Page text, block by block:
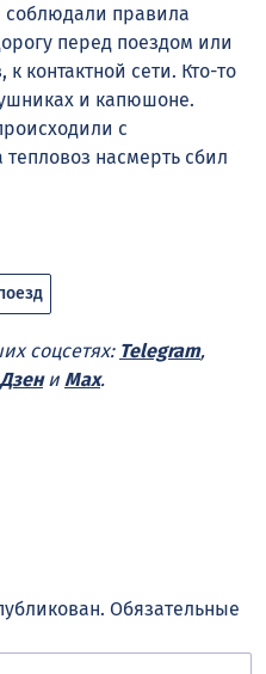
соблюдали правила
перед поездом или
контактной сети. Кто-то
и капюшоне.
с
тепловоз насмерть сбил
соцсетях: Telegram,
Дзени Max.
Обязательные